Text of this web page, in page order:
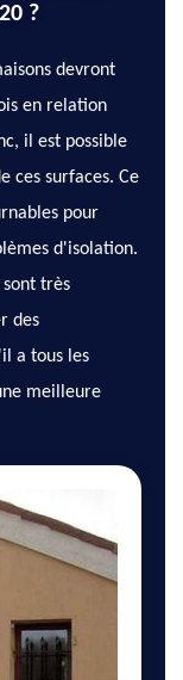
?
devront
en relation
il est possible
ces surfaces. Ce
pour
d'isolation.
très
des
a tous les
meilleure